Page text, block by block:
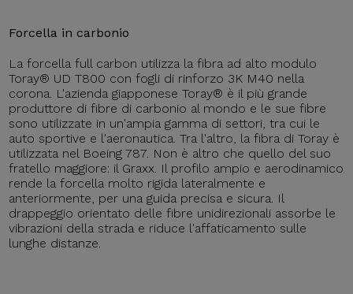
Forcella in carbonio
La forcella full carbon utilizza la fibra ad alto modulo
Toray® UD T800 con fogli di rinforzo 3K M40 nella
corona. L'azienda giapponese Toray® è il più grande
produttore di fibre di carbonio al mondo e le sue fibre
sono utilizzate in un'ampia gamma di settori, tra cui le
auto sportive e l'aeronautica. Tra l'altro, la fibra di Toray è
utilizzata nel Boeing 787. Non è altro che quello del suo
fratello maggiore: il Graxx. Il profilo ampio e aerodinamico
rende la forcella molto rigida lateralmente e
anteriormente, per una guida precisa e sicura. Il
drappeggio orientato delle fibre unidirezionali assorbe le
vibrazioni della strada e riduce l'affaticamento sulle
lunghe distanze.